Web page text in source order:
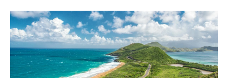
Italiano
German
English
Spanish